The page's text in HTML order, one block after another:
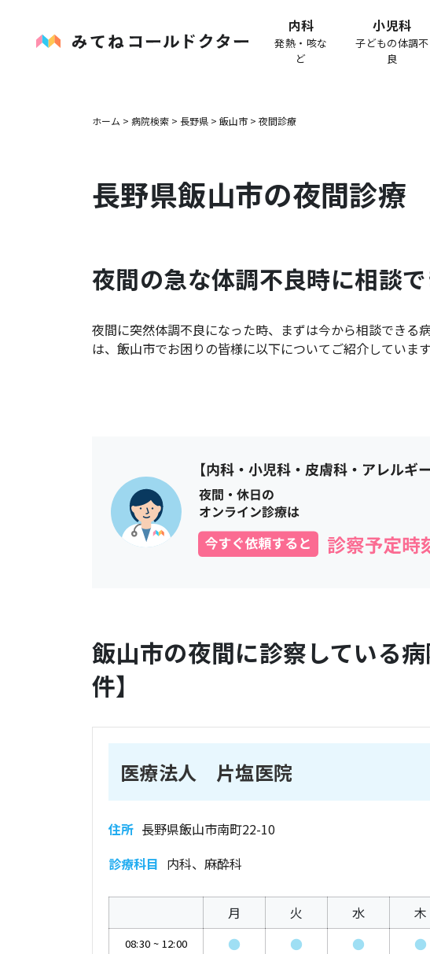
内科
発熱・咳な
ど
小児科
子どもの体調不
良
ホーム > 病院検索 > 長野県 > 飯山市 > 夜間診療
長野県飯山市の夜間診療
夜間の急な体調不良時に相談
夜間に突然体調不良になった時、まずは今から相談できる
は、 飯山市でお困りの皆様に以下についてご紹介しています
飯山市の夜間に診察している
件】
医療法人 片塩医院
住所 長野県飯山市南町22-10
診療科目 内科、麻酔科
月 火 水 木
08:30 ~ 12:00 ● ● ● ●